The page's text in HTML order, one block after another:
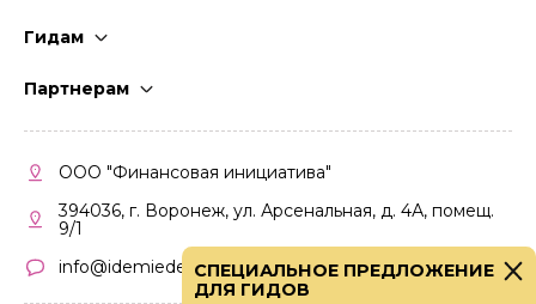
Гидам
Партнерам
Кабинет партнера
Правила участия
ООО "Финансовая инициатива"
394036, г. Воронеж, ул. Арсенальная, д. 4А, помещ.
9/1
info@idemiedem.ruСПЕЦИАЛЬНОЕ ПРЕДЛОЖЕНИЕ
ДЛЯ ГИДОВ